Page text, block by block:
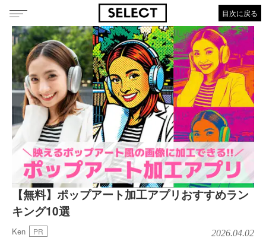
目次に戻る
【無料】ポップアート加工アプリおすすめラン
キング10選
Ken PR 2026.04.02